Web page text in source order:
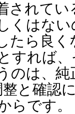
されて
くはな
たら良
すれば
のは、
と確認
らです。